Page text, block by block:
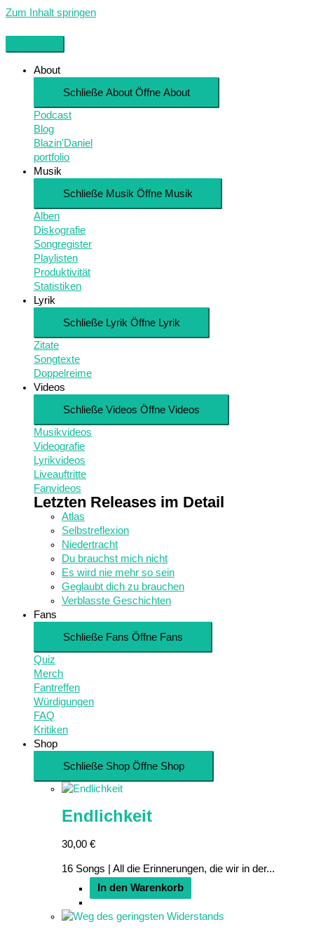
Zum Inhalt springen
About
Schließe About Öffne About
Podcast
Blog
Blazin'Daniel
portfolio
Musik
Schließe Musik Öffne Musik
Alben
Diskografie
Songregister
Playlisten
Produktivität
Statistiken
Lyrik
Schließe Lyrik Öffne Lyrik
Zitate
Songtexte
Doppelreime
Videos
Schließe Videos Öffne Videos
Musikvideos
Videografie
Lyrikvideos
Liveauftritte
Fanvideos
Letzten Releases im Detail
Atlas
Selbstreflexion
Niedertracht
Du brauchst mich nicht
Es wird nie mehr so sein
Geglaubt dich zu brauchen
Verblasste Geschichten
Fans
Schließe Fans Öffne Fans
Quiz
Merch
Fantreffen
Würdigungen
FAQ
Kritiken
Shop
Schließe Shop Öffne Shop
Endlichkeit
30,00 €
16 Songs | All die Erinnerungen, die wir in der...
In den Warenkorb